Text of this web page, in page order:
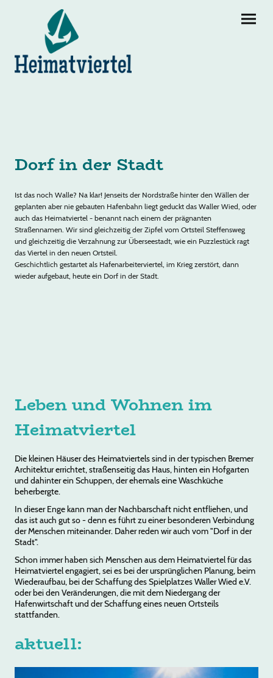
Dorf in der Stadt
Ist das noch Walle? Na klar! Jenseits der Nordstraße hinter den Wällen der
geplanten aber nie gebauten Hafenbahn liegt geduckt das Waller Wied, oder
auch das Heimatviertel - benannt nach einem der prägnanten
Straßennamen. Wir sind gleichzeitig der Zipfel vom Ortsteil Steffensweg
und gleichzeitig die Verzahnung zur Überseestadt, wie ein Puzzlestück ragt
das Viertel in den neuen Ortsteil.
Geschichtlich gestartet als Hafenarbeiterviertel, im Krieg zerstört, dann
wieder aufgebaut, heute ein Dorf in der Stadt.
Leben und Wohnen im
Heimatviertel
Die kleinen Häuser des Heimatviertels sind in der typischen Bremer
Architektur errichtet, straßenseitig das Haus, hinten ein Hofgarten
und dahinter ein Schuppen, der ehemals eine Waschküche
beherbergte.
In dieser Enge kann man der Nachbarschaft nicht entfliehen, und
das ist auch gut so - denn es führt zu einer besonderen Verbindung
der Menschen miteinander. Daher reden wir auch vom "Dorf in der
Stadt".
Schon immer haben sich Menschen aus dem Heimatviertel für das
Heimatviertel engagiert, sei es bei der ursprünglichen Planung, beim
Wiederaufbau, bei der Schaffung des Spielplatzes Waller Wied e.V.
oder bei den Veränderungen, die mit dem Niedergang der
Hafenwirtschaft und der Schaffung eines neuen Ortsteils
stattfanden.
aktuell: